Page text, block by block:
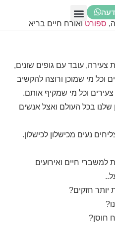
ספורט ואורח חיים בריא
צעירה, עובד עם גופים שונים,
וכל מי שמוכן ורוצה להקשיב
צעירים וכל מי שמקיף אותם.
שלנו בכל העולם ואצל אנשים
נעים מכישלון לכישלון.
למשברי חיים ואירועים
חזקים?
חוסן?